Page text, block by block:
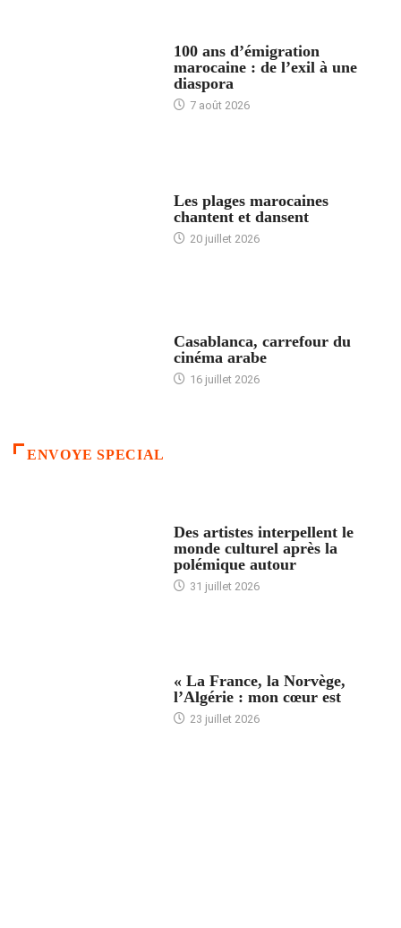
100 ans d’émigration
marocaine : de l’exil à une
diaspora
7 août 2026
Les plages marocaines
chantent et dansent
20 juillet 2026
Casablanca, carrefour du
cinéma arabe
16 juillet 2026
ENVOYE SPECIAL
Des artistes interpellent le
monde culturel après la
polémique autour
31 juillet 2026
« La France, la Norvège,
l’Algérie : mon cœur est
23 juillet 2026